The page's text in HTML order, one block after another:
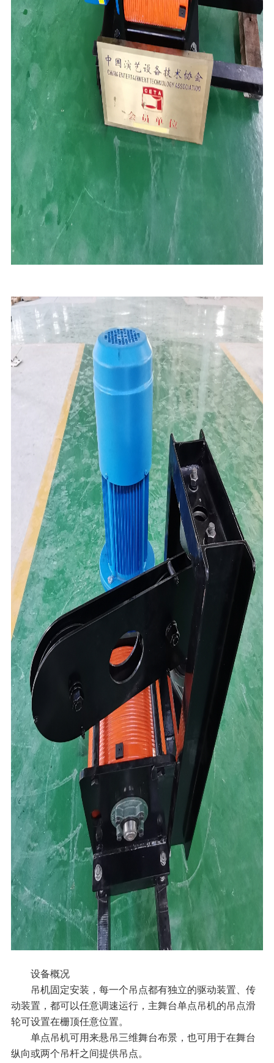
设备概况
吊机固定安装，每一个吊点都有独立的驱动装置、传
动装置，都可以任意调速运行，主舞台单点吊机的吊点滑
轮可设置在栅顶任意位置。
单点吊机可用来悬吊三维舞台布景，也可用于在舞台
纵向或两个吊杆之间提供吊点。